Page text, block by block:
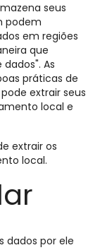
seus
podem
em regiões
que
As
práticas de
pode extrair seus
local e
extrair os
local.
dados por ele